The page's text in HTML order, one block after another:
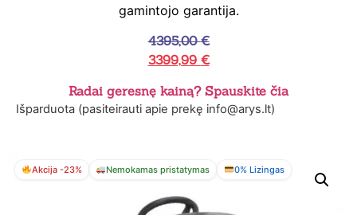
gamintojo garantija.
4395,00€
3399,99 €
Radai geresnę kainą? Spauskite čia
Išparduota (pasiteirauti apie prekę info@arys.lt)
Akcija -23% Nemokamas pristatymas 0% Lizingas